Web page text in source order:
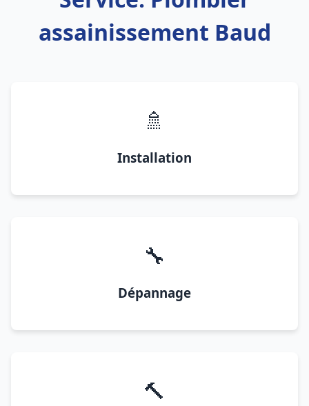
assainissement Baud
🚿
Installation
🔧
Dépannage
🔨